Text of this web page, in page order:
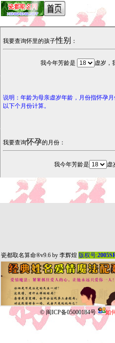
我要查询怀里的孩子性别 ：
我今年芳龄是 虚岁，
说明：年龄为母亲虚岁年龄，月份指怀孕
以下个月份计算。
我要查询怀孕的月份：
我今年芳龄是 虚
瓷都取名算命®v9.6 by 李辉煌 版权号:
© 闽ICP备05000184号 如